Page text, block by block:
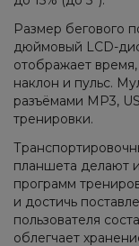
Размер бегового
дюймовый LCD-
отображает
наклон и пульс.
разъёмами MP3,
тренировки.
планшета делают
программ
и достичь
пользователя
облегчает